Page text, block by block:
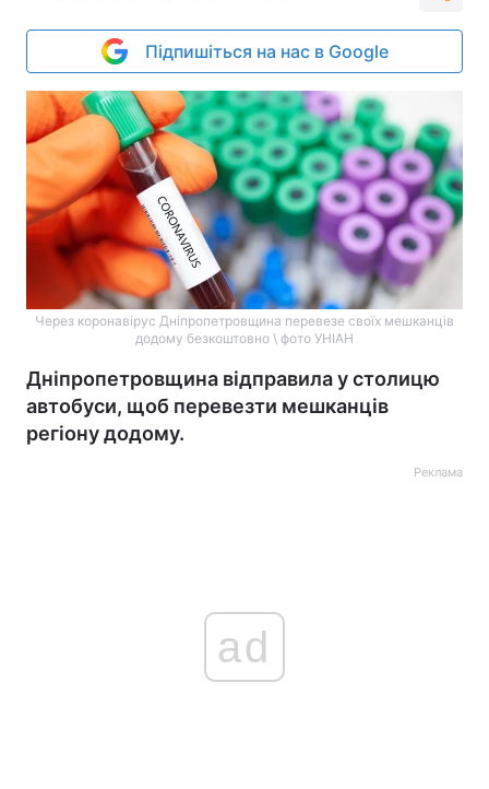
Підпишіться на нас в Google
Через коронавірус Дніпропетровщина перевезе своїх мешканців
додому безкоштовно \ фото УНІАН
Дніпропетровщина відправила у столицю
автобуси, щоб перевезти мешканців
регіону додому.
Реклама
ad